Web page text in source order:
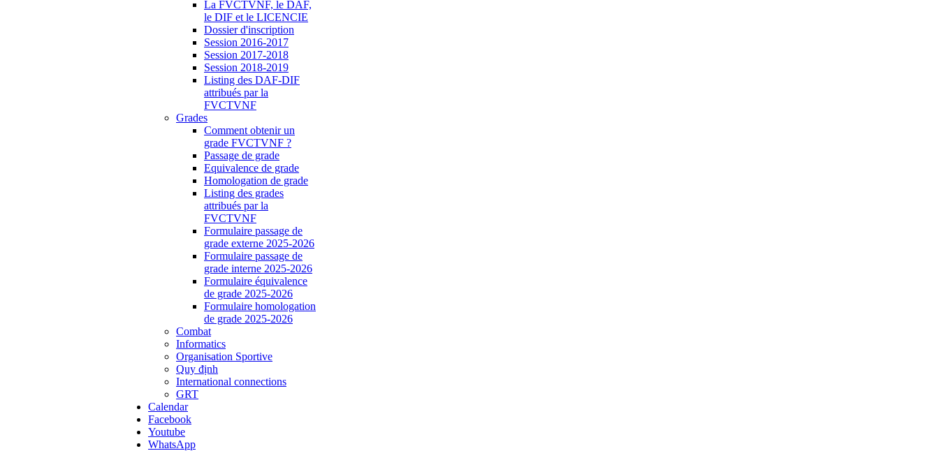
La FVCTVNF, le DAF,
le DIF et le LICENCIE
Dossier d'inscription
Session 2016-2017
Session 2017-2018
Session 2018-2019
Listing des DAF-DIF
attribués par la
FVCTVNF
Grades
Comment obtenir un
grade FVCTVNF ?
Passage de grade
Equivalence de grade
Homologation de grade
Listing des grades
attribués par la
FVCTVNF
Formulaire passage de
grade externe 2025-2026
Formulaire passage de
grade interne 2025-2026
Formulaire équivalence
de grade 2025-2026
Formulaire homologation
de grade 2025-2026
Combat
Informatics
Organisation Sportive
Quy định
International connections
GRT
Calendar
Facebook
Youtube
WhatsApp